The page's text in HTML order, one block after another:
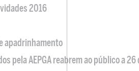
2016
apadrinhamento
pela AEPGA reabrem ao público a